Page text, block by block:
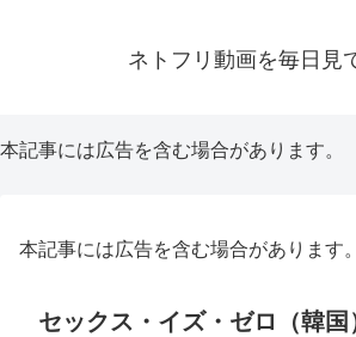
ネトフリ動画を毎日見
本記事には広告を含む場合があります。
本記事には広告を含む場合があります。
セックス・イズ・ゼロ（韓